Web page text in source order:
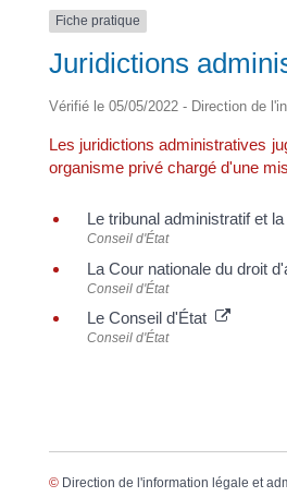
Fiche pratique
Juridictions
Vérifié le 05/05/2022 - Direction de
Les juridictions administratives
organisme privé chargé d'une
Le tribunal administratif et
Conseil d'État
La Cour nationale du droit
Conseil d'État
Le Conseil d'État
Conseil d'État
© Direction de l'information légale et